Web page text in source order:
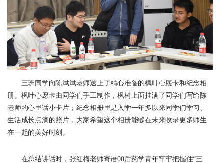
三班同学向陈斌斌老师送上了精心准备的枫叶心愿卡和纪念相
册。枫叶心愿卡由同学们手工制作，枫树上面挂满了同学们写给陈
老师的心里话小卡片；纪念相册里是入学一年多以来同学们学习、
生活成长点滴的照片，大家希望这个相册能够在未来收录更多师生
在一起的美好时刻。
在总结讲话时，张红梅老师寄语00后药学青年牢牢把握住“三